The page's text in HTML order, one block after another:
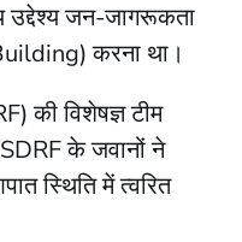
उद्देश्य जन-जागरूकता
करना था।
की विशेषज्ञ टीम
के जवानों ने
स्थिति में त्वरित